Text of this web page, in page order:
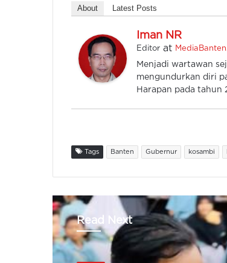
About Latest Posts
Iman NR
Editor at
Menjadi wartawan
mengundurkan diri
Harapan pada tahun
Tags Banten Gubernur kosambi
Read Next